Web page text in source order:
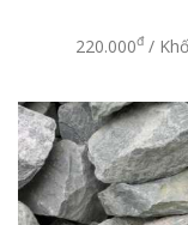
220.000đ/